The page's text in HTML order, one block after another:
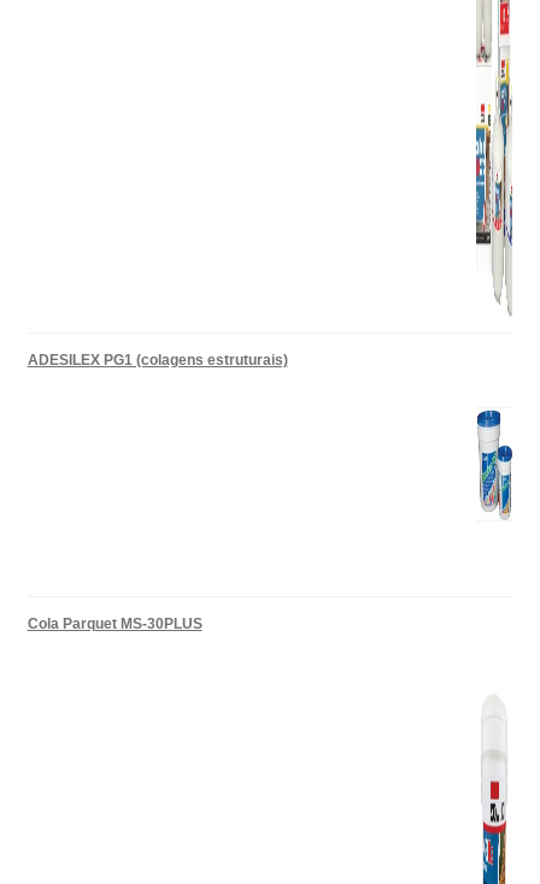
ADESILEX PG1 (colagens estruturais)
Cola Parquet MS-30PLUS